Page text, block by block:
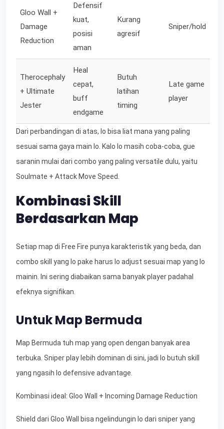
Gloo Wall +
Damage
Reduction
Defensif
kuat,
posisi
aman
Kurang
agresif
Sniper/hold
Therocephaly
+ Ultimate
Jester
Heal
cepat,
buff
endgame
Butuh
latihan
timing
Late game
player
Dari perbandingan di atas, lo bisa liat mana yang paling
sesuai sama gaya main lo. Kalo lo masih coba-coba, gue
saranin mulai dari combo yang paling versatile dulu, yaitu
Soulmate + Attack Move Speed.
Kombinasi Skill
Berdasarkan Map
Setiap map di Free Fire punya karakteristik yang beda, dan
combo skill yang lo pake harus lo adjust sesuai map yang lo
mainin. Ini sering diabaikan sama banyak player padahal
efeknya signifikan.
Untuk Map Bermuda
Map Bermuda tuh map yang open dengan banyak area
terbuka. Sniper play lebih dominan di sini, jadi lo butuh skill
yang ngasih lo defensive advantage.
Kombinasi ideal: Gloo Wall + Incoming Damage Reduction
Shield dari Gloo Wall bisa ngelindungin lo dari sniper yang